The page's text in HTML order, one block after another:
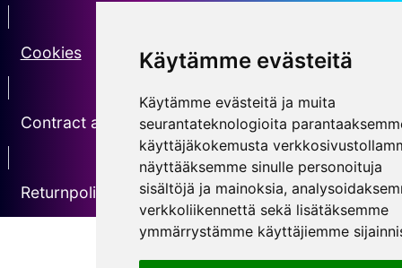
Käytämme evästeitä
Käytämme evästeitä ja muita
seurantateknologioita
käyttäjäkokemusta
näyttääksemme sinulle personoituja
sisältöjä ja mainoksia,
verkkoliikennettä sekä lisätäksemme
ymmärrystämme käyttäjiemme
Cookies
Contract agreement
Returnpolicy